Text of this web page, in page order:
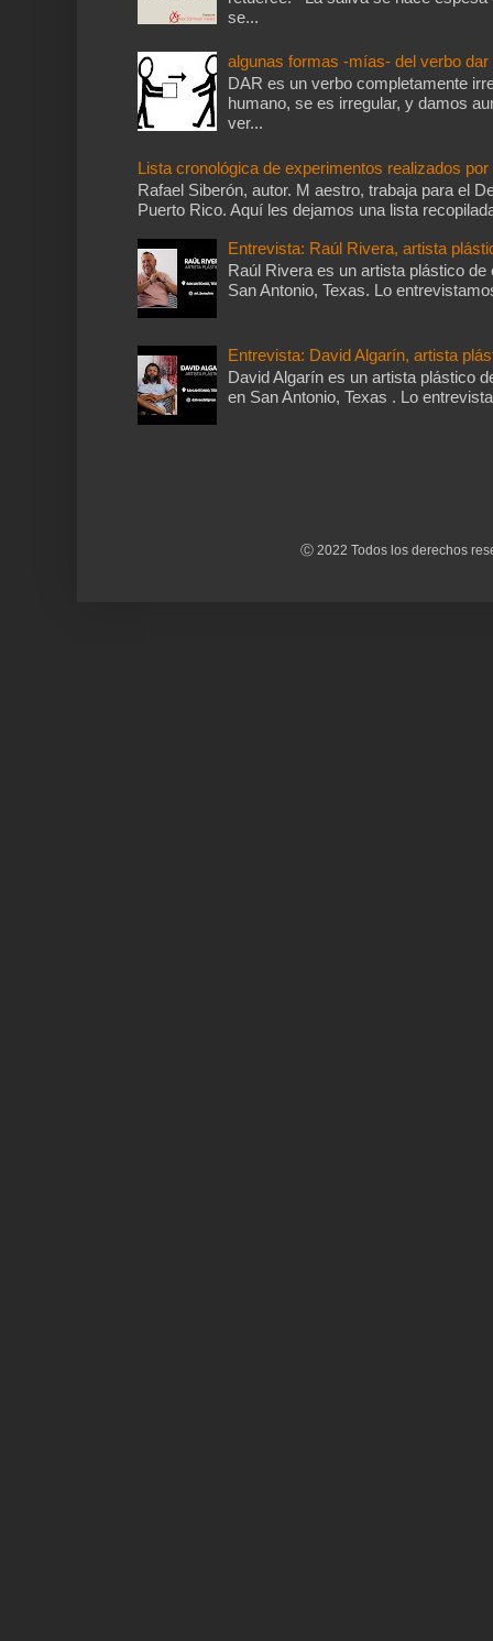
se...
algunas formas -mías- del verbo dar
DAR es un verbo completamente
humano, se es irregular, y damos
ver...
Lista cronológica de experimentos realizados
Rafael Siberón, autor. M aestro, trabaja para el
Puerto Rico. Aquí les dejamos una lista
Entrevista: Raúl Rivera, artista
Raúl Rivera es un artista plástico
San Antonio, Texas. Lo
Entrevista: David Algarín, artista
David Algarín es un artista plástico
en San Antonio, Texas . Lo
Ⓒ 2022 Todos los derechos